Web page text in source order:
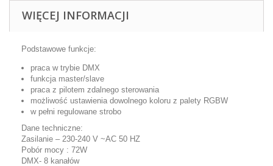
WIĘCEJ INFORMACJI
Podstawowe funkcje:
praca w trybie DMX
funkcja master/slave
praca z pilotem zdalnego sterowania
możliwość ustawienia dowolnego koloru z palety RGBW
w pełni regulowane strobo
Dane techniczne:
Zasilanie – 230-240 V ~AC 50 HZ
Pobór mocy : 72W
DMX- 8 kanałów